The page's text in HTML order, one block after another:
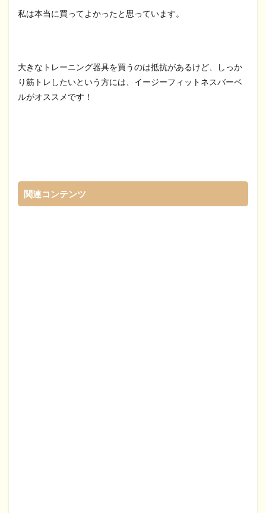
私は本当に買ってよかったと思っています。
大きなトレーニング器具を買うのは抵抗があるけど、しっか
り筋トレしたいという方には、イージーフィットネスバーベ
ルがオススメです！
関連コンテンツ